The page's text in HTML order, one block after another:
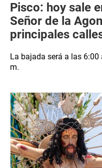
Pisco: hoy sale
Señor de la
principales
La bajada será a las 6:00
m.